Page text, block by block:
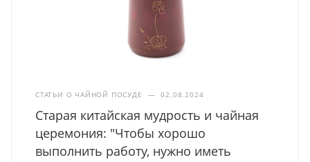
СТАТЬИ О ЧАЙНОЙ ПОСУДЕ — 02.08.2024
Старая китайская мудрость и чайная
церемония: "Чтобы хорошо
выполнить работу, нужно иметь